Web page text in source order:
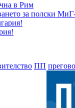
в Рим
за полски
ПП